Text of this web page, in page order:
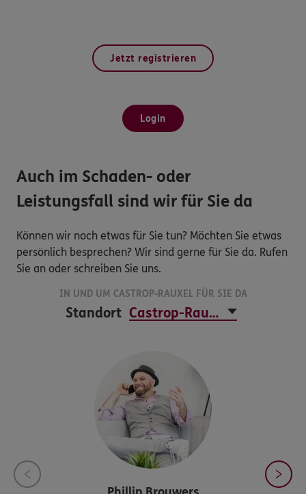
Jetzt registrieren
Login
Auch im Schaden- oder
Leistungsfall sind wir für Sie da
Können wir noch etwas für Sie tun? Möchten Sie etwas
persönlich besprechen? Wir sind gerne für Sie da. Rufen
Sie an oder schreiben Sie uns.
IN UND UM CASTROP-RAUXEL FÜR SIE DA
Standort